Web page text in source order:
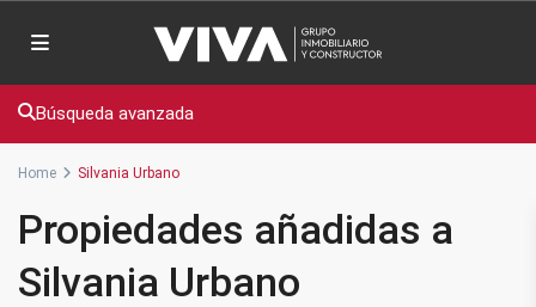
Búsqueda avanzada
Home Silvania Urbano
Propiedades añadidas a
Silvania Urbano